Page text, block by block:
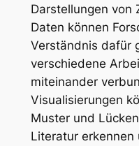
Darstellungen von
Daten können
Verständnis dafür
verschiedene
miteinander
Visualisierungen
Muster und
Literatur